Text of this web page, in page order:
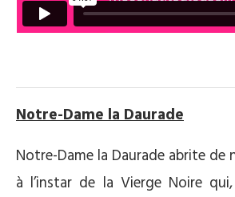
Notre-Dame la Daurade
Notre-Dame la Daurade abrite de
à l’instar de la Vierge Noire